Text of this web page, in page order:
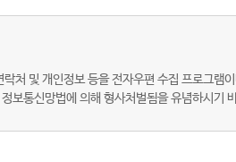
처 및 개인정보 등을 전자우편 수집 프로그램
보통신망법에 의해 형사처벌됨을 유념하시기